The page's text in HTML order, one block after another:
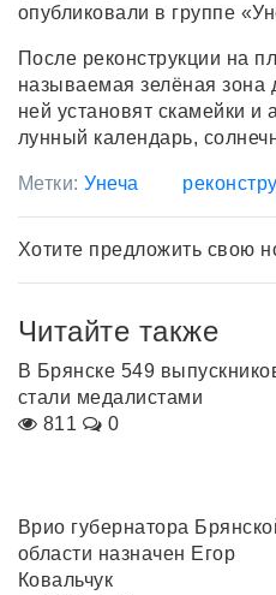
опубликовали в группе
После реконструкции на
называемая зелёная зона
ней установят скамейки и
лунный календарь,
Метки:Унеча
Хотите предложить свою
Читайте также
В Брянске 549
стали медалистами
811
0
Врио губернатора
области назначен Егор
Ковальчук